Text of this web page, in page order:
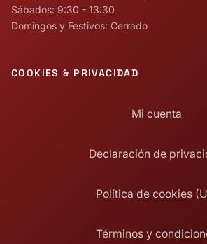
Sábados: 9:30 - 13:30
Domingos y Festivos: Cerrado
COOKIES & PRIVACIDAD
Mi cuenta
Declaración de
Política de cookies
Términos y